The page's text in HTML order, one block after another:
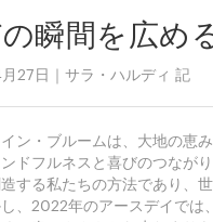
瞬間を広め
27日｜サラ・ハルディ 記
ン・ブルームは、大地の恵
ドフルネスと喜びのつなが
する私たちの方法であり、
、2022年のアースデイでは